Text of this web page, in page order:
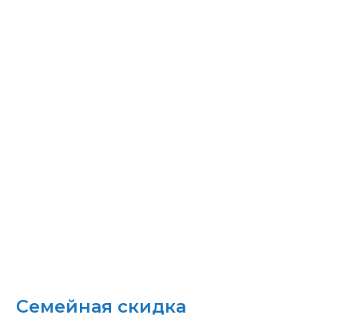
Семейная скидка